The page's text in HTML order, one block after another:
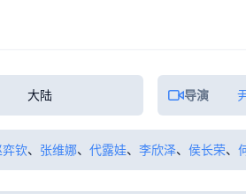
大陆 导演
弈钦、 张维娜、 代露娃、 李欣泽、 侯长荣、